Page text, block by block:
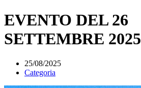
EVENTO DEL 26
SETTEMBRE 2025
25/08/2025
Categoria